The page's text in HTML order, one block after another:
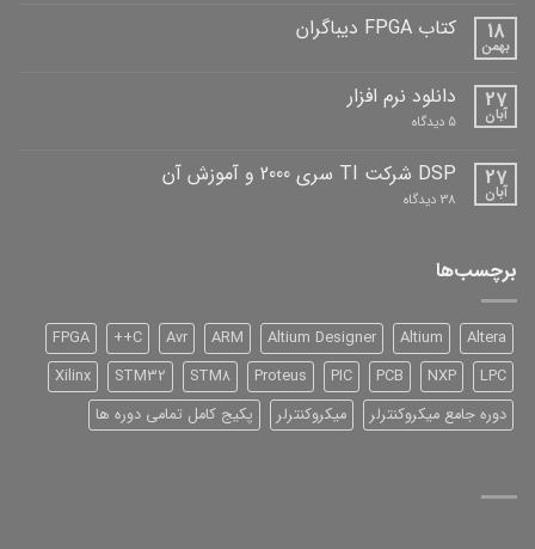
دیباگران 18
بهمن
کتاب FPGA دیباگران
کتاب
FPGA
دیباگران
ثبت
نشده 27
آبان
دانلود نرم افزار
5 دیدگاه برای
افزار 27
آبان
DSP شرکت TI سری 2000 و آموزش آن
38 دیدگاه برای
آن
برچسب‌ها
Altera
Altium
Altium Designer
ARM
Avr
C++
FPGA
LPC
NXP
PCB
PIC
Proteus
STM8
STM32
Xilinx
دوره جامع میکروکنترلر
میکروکنترلر پکیج کامل تمامی دوره ها